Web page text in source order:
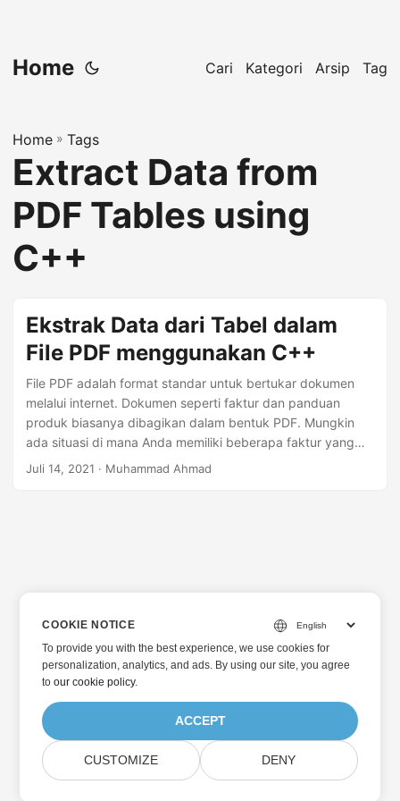
Home Cari Kategori Arsip Tag
Home » Tags
Extract Data from
PDF Tables using
C++
Ekstrak Data dari Tabel dalam
File PDF menggunakan C++
File PDF adalah format standar untuk bertukar dokumen
melalui internet. Dokumen seperti faktur dan panduan
produk biasanya dibagikan dalam bentuk PDF. Mungkin
ada situasi di mana Anda memiliki beberapa faktur yang
berisi data tabular yang ingin Anda ekstrak dan proses
Juli 14, 2021 · Muhammad Ahmad
COOKIE NOTICE
To provide you with the best experience, we use cookies for
personalization, analytics, and ads. By using our site, you agree
toour cookie policy.
ACCEPT
CUSTOMIZE DENY